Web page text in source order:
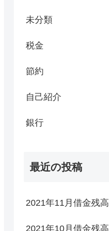
未分類
税金
節約
自己紹介
銀行
最近の投稿
2021年11月借金残高
2021年10月借金残高